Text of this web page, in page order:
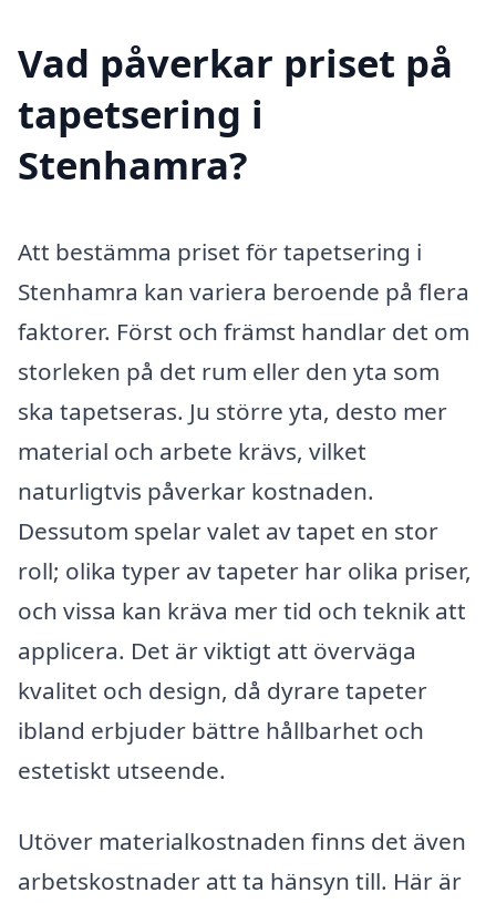
Vad påverkar priset på
tapetsering i
Stenhamra?
Att bestämma priset för tapetsering i
Stenhamra kan variera beroende på flera
faktorer. Först och främst handlar det om
storleken på det rum eller den yta som
ska tapetseras. Ju större yta, desto mer
material och arbete krävs, vilket
naturligtvis påverkar kostnaden.
Dessutom spelar valet av tapet en stor
roll; olika typer av tapeter har olika priser,
och vissa kan kräva mer tid och teknik att
applicera. Det är viktigt att överväga
kvalitet och design, då dyrare tapeter
ibland erbjuder bättre hållbarhet och
estetiskt utseende.
Utöver materialkostnaden finns det även
arbetskostnader att ta hänsyn till. Här är